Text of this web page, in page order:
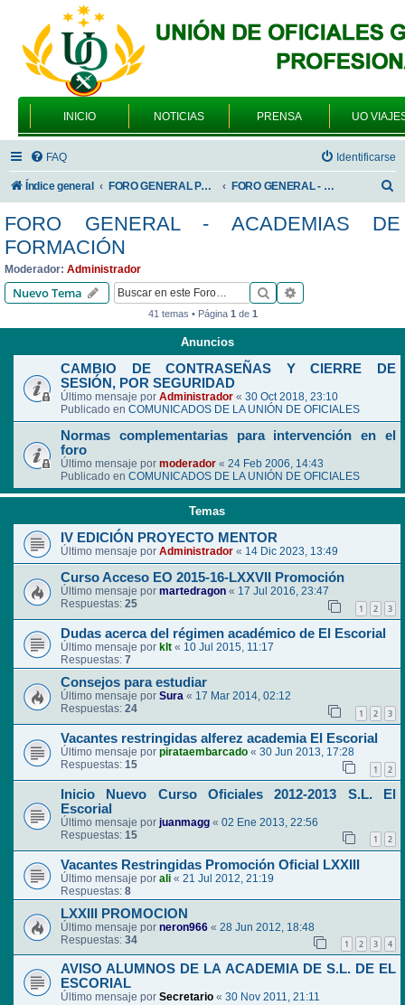
INICIO NOTICIAS PRENSA UO
FAQ Identificarse
Índice general FORO GENERAL PARA TODOS LOS USUARIOS FORO GENERAL - ACADEMIAS DE FORMACIÓN
s
FORO GENERAL - ACADEMIAS DE
FORMACIÓN
Moderador: Administrador
Nuevo Tema Buscar
41 temas • Página 1de 1
Anuncios
CAMBIO DE CONTRASEÑAS Y CIERRE DE
SESIÓN, POR SEGURIDAD
Último mensaje por Administrador « 30 Oct 2018, 23:10
Publicado en COMUNICADOS DE LA UNIÓN DE OFICIALES
Normas complementarias para intervención en el
foro
Último mensaje por moderador « 24 Feb 2006, 14:43
Publicado en COMUNICADOS DE LA UNIÓN DE OFICIALES
Temas
IV EDICIÓN PROYECTO MENTOR
Último mensaje por Administrador « 14 Dic 2023, 13:49
Curso Acceso EO 2015-16-LXXVII Promoción
Último mensaje por martedragon « 17 Jul 2016, 23:47
Respuestas: 25 1 2 3
Dudas acerca del régimen académico de El Escorial
Último mensaje por klt « 10 Jul 2015, 11:17
Respuestas: 7
Consejos para estudiar
Último mensaje por Sura « 17 Mar 2014, 02:12
Respuestas: 24 1 2 3
Vacantes restringidas alferez academia El Escorial
Último mensaje por pirataembarcado « 30 Jun 2013, 17:28
Respuestas: 15 1 2
Inicio Nuevo Curso Oficiales 2012-2013 S.L. El
Escorial
Último mensaje por juanmagg « 02 Ene 2013, 22:56
Respuestas: 15 1 2
Vacantes Restringidas Promoción Oficial LXXIII
Último mensaje por ali « 21 Jul 2012, 21:19
Respuestas: 8
LXXIII PROMOCION
Último mensaje por neron966 « 28 Jun 2012, 18:48
Respuestas: 34 1 2 3 4
AVISO ALUMNOS DE LA ACADEMIA DE S.L. DE EL
ESCORIAL
Último mensaje por Secretario « 30 Nov 2011, 21:11